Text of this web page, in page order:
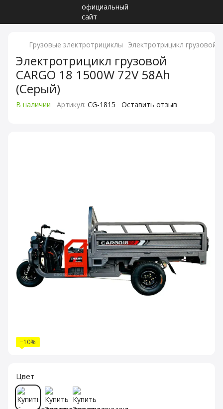
Грузовые электротрициклы Электротрицикл грузовой
Электротрицикл грузовой
CARGO 18 1500W 72V 58Ah
(Серый)
В наличии Артикул: CG-1815 Оставить отзыв
−10%
Цвет